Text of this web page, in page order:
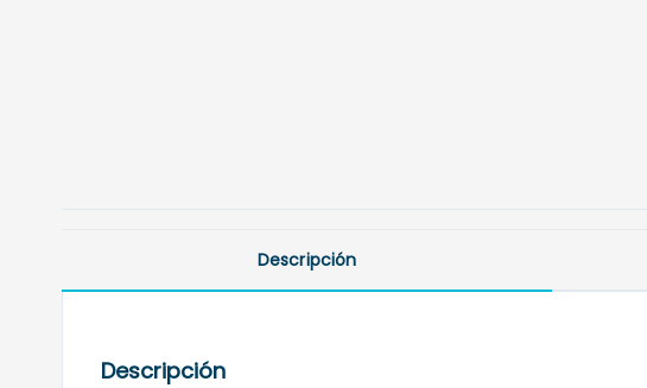
Descripción
Descripción